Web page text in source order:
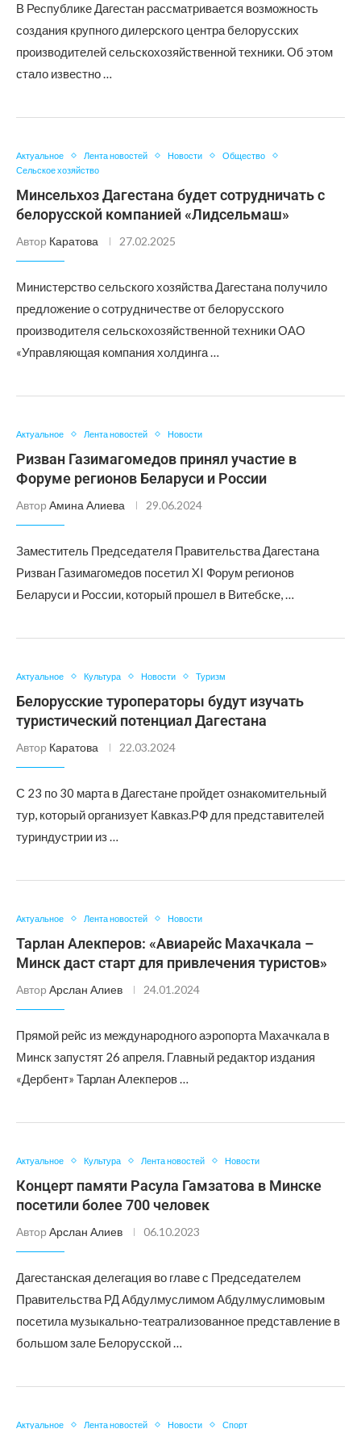
В Республике Дагестан рассматривается возможность
создания крупного дилерского центра белорусских
производителей сельскохозяйственной техники. Об этом
стало известно …
Актуальное Лента новостей Новости
Общество
Сельское хозяйство
Минсельхоз Дагестана будет сотрудничать с
белорусской компанией «Лидсельмаш»
Автор Каратова 27.02.2025
Министерство сельского хозяйства Дагестана получило
предложение о сотрудничестве от белорусского
производителя сельскохозяйственной техники ОАО
«Управляющая компания холдинга …
Актуальное Лента новостей Новости
Ризван Газимагомедов принял участие в
Форуме регионов Беларуси и России
Автор Амина Алиева 29.06.2024
Заместитель Председателя Правительства Дагестана
Ризван Газимагомедов посетил XI Форум регионов
Беларуси и России, который прошел в Витебске, …
Актуальное Культура Новости Туризм
Белорусские туроператоры будут изучать
туристический потенциал Дагестана
Автор Каратова 22.03.2024
С 23 по 30 марта в Дагестане пройдет ознакомительный
тур, который организует Кавказ.РФ для представителей
туриндустрии из …
Актуальное Лента новостей Новости
Тарлан Алекперов: «Авиарейс Махачкала –
Минск даст старт для привлечения туристов»
Автор Арслан Алиев 24.01.2024
Прямой рейс из международного аэропорта Махачкала в
Минск запустят 26 апреля. Главный редактор издания
«Дербент» Тарлан Алекперов …
Актуальное Культура Лента новостей Новости
Концерт памяти Расула Гамзатова в Минске
посетили более 700 человек
Автор Арслан Алиев 06.10.2023
Дагестанская делегация во главе с Председателем
Правительства РД Абдулмуслимом Абдулмуслимовым
посетила музыкально-театрализованное представление в
большом зале Белорусской …
Актуальное Лента новостей Новости Спорт